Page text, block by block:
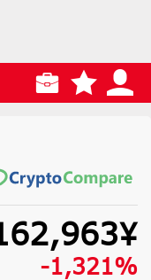
-1,321%